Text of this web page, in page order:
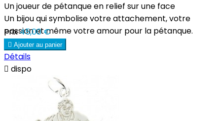
Un joueur de pétanque en relief sur une face
Un bijou qui symbolise votre attachement, votre
passion et même votre amour pour la pétanque.
Prix45,00 €
 Ajouter au panier
Détails
 dispo